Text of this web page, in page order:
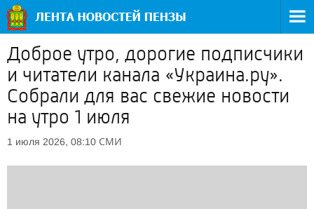
Доброе утро, дорогие подписчики
и читатели канала «Украина.ру».
Собрали для вас свежие новости
на утро 1 июля
1 июля 2026, 08:10 СМИ